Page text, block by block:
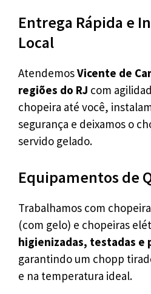
Entrega Rápida e
Local
AtendemosVicente de
regiões do RJ com
chopeira até você,
segurança e deixamos o
servido gelado.
Equipamentos de
Trabalhamos com
(com gelo) e chopeiras
higienizadas, testadas e
garantindo um chopp
e na temperatura ideal.